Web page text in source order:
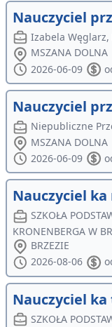
Nauczyciel
Izabela Węglarz,
MSZANA DOLNA
2026-06-09
Nauczyciel
Niepubliczne
MSZANA DOLNA
2026-06-09
Nauczyciel
SZKOŁA
KRONENBERGA W
BRZEZIE
2026-08-06
Nauczyciel
SZKOŁA